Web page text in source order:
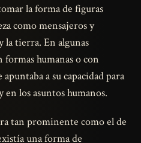
la forma de figuras
como mensajeros y
la tierra. En algunas
formas humanas o con
a su capacidad para
los asuntos humanos.
tan prominente como el de
una forma de